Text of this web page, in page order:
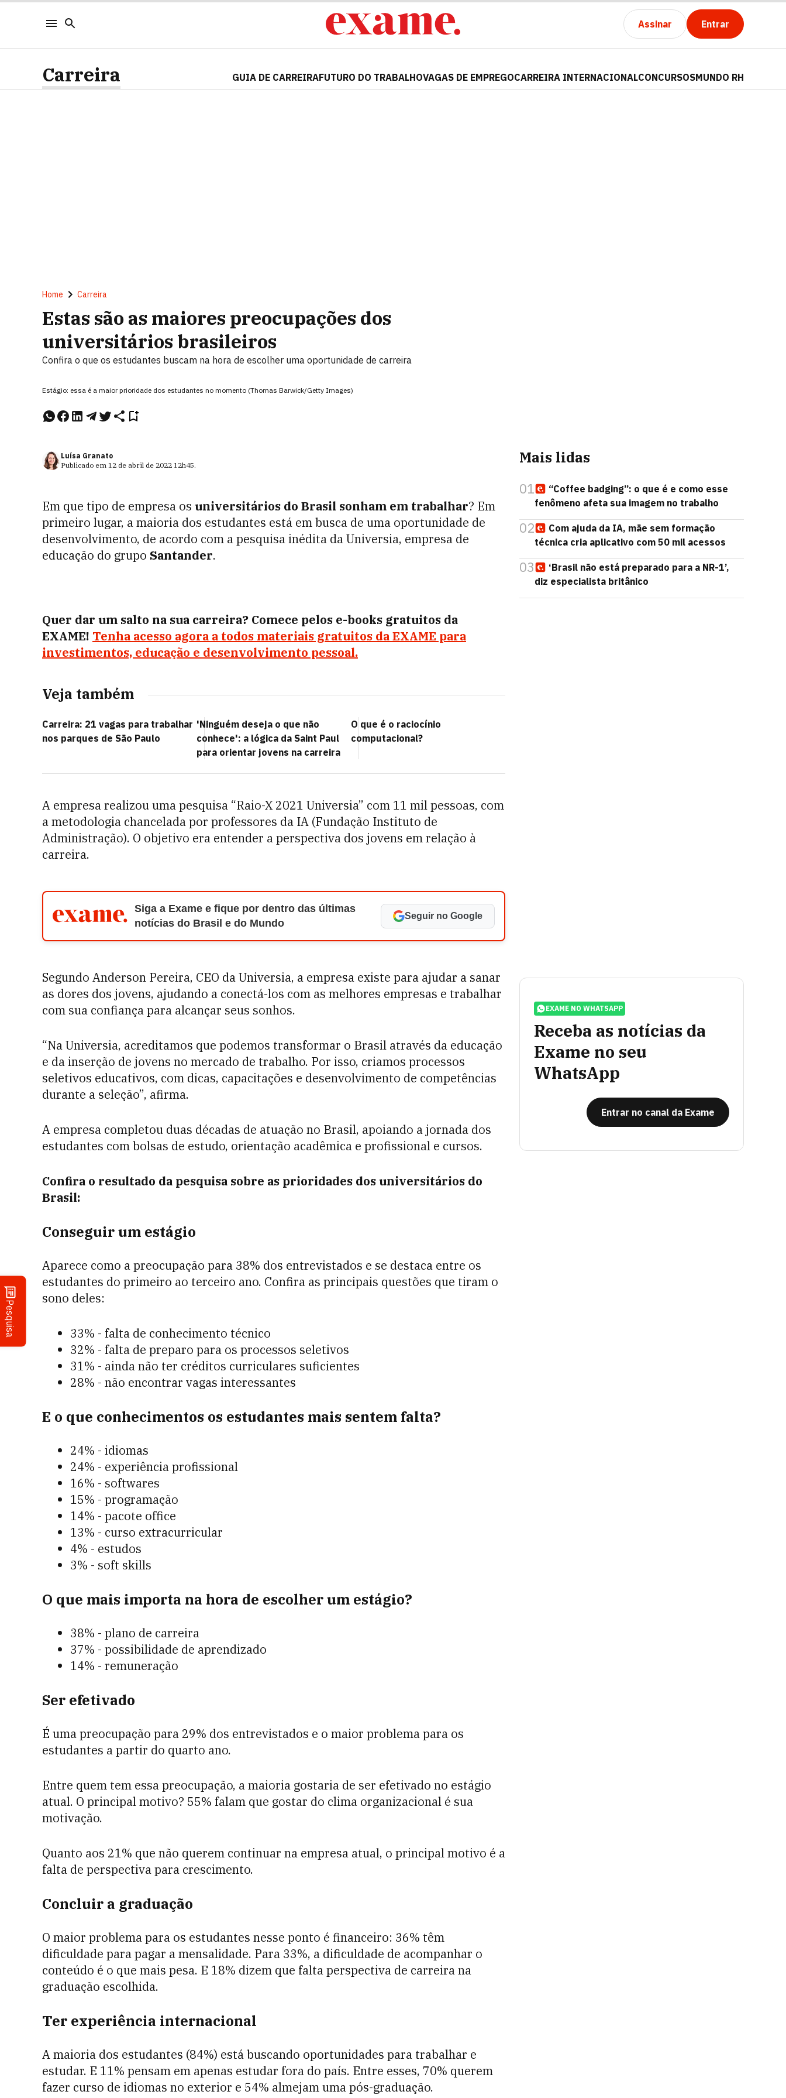
Assinar Entrar
Pesquisa
Carreira GUIA DE CARREIRAFUTURO DO TRABALHOVAGAS DE EMPREGOCARREIRA INTERNACIONALCONCURSOSMUNDO RH
Home Carreira
Estas são as maiores preocupações dos
universitários brasileiros
Confira o que os estudantes buscam na hora de escolher uma oportunidade de carreira
Estágio: essa é a maior prioridade dos estudantes no momento (Thomas Barwick/Getty Images)
Luísa Granato
Publicado em 12 de abril de 2022 12h45.
Em que tipo de empresa os universitários do Brasil sonham em trabalhar? Em
primeiro lugar, a maioria dos estudantes está em busca de uma oportunidade de
desenvolvimento, de acordo com a pesquisa inédita da Universia, empresa de
educação do grupo Santander.
Quer dar um salto na sua carreira? Comece pelos e-books gratuitos da
EXAME! Tenha acesso agora a todos materiais gratuitos da EXAME para
investimentos, educação e desenvolvimento pessoal.
Veja também
Carreira: 21 vagas para trabalhar
nos parques de São Paulo
'Ninguém deseja o que não
conhece': a lógica da Saint Paul
para orientar jovens na carreira
O que é o raciocínio
computacional?
A empresa realizou uma pesquisa “Raio-X 2021 Universia” com 11 mil pessoas, com
a metodologia chancelada por professores da IA (Fundação Instituto de
Administração). O objetivo era entender a perspectiva dos jovens em relação à
carreira.
Siga a Exame e fique por dentro das últimas
notícias do Brasil e do Mundo
Seguir no Google
Segundo Anderson Pereira, CEO da Universia, a empresa existe para ajudar a sanar
as dores dos jovens, ajudando a conectá-los com as melhores empresas e trabalhar
com sua confiança para alcançar seus sonhos.
“Na Universia, acreditamos que podemos transformar o Brasil através da educação
e da inserção de jovens no mercado de trabalho. Por isso, criamos processos
seletivos educativos, com dicas, capacitações e desenvolvimento de competências
durante a seleção”, afirma.
A empresa completou duas décadas de atuação no Brasil, apoiando a jornada dos
estudantes com bolsas de estudo, orientação acadêmica e profissional e cursos.
Confira o resultado da pesquisa sobre as prioridades dos universitários do
Brasil:
Conseguir um estágio
Aparece como a preocupação para 38% dos entrevistados e se destaca entre os
estudantes do primeiro ao terceiro ano. Confira as principais questões que tiram o
sono deles:
33% - falta de conhecimento técnico
32% - falta de preparo para os processos seletivos
31% - ainda não ter créditos curriculares suficientes
28% - não encontrar vagas interessantes
E o que conhecimentos os estudantes mais sentem falta?
24% - idiomas
24% - experiência profissional
16% - softwares
15% - programação
14% - pacote office
13% - curso extracurricular
4% - estudos
3% - soft skills
O que mais importa na hora de escolher um estágio?
38% - plano de carreira
37% - possibilidade de aprendizado
14% - remuneração
Ser efetivado
É uma preocupação para 29% dos entrevistados e o maior problema para os
estudantes a partir do quarto ano.
Entre quem tem essa preocupação, a maioria gostaria de ser efetivado no estágio
atual. O principal motivo? 55% falam que gostar do clima organizacional é sua
motivação.
Quanto aos 21% que não querem continuar na empresa atual, o principal motivo é a
falta de perspectiva para crescimento.
Concluir a graduação
O maior problema para os estudantes nesse ponto é financeiro: 36% têm
dificuldade para pagar a mensalidade. Para 33%, a dificuldade de acompanhar o
conteúdo é o que mais pesa. E 18% dizem que falta perspectiva de carreira na
graduação escolhida.
Ter experiência internacional
A maioria dos estudantes (84%) está buscando oportunidades para trabalhar e
estudar. E 11% pensam em apenas estudar fora do país. Entre esses, 70% querem
fazer curso de idiomas no exterior e 54% almejam uma pós-graduação.
Mais lidas
01
“Coffee badging”: o que é e como esse
fenômeno afeta sua imagem no trabalho
02
Com ajuda da IA, mãe sem formação
técnica cria aplicativo com 50 mil acessos
03
‘Brasil não está preparado para a NR-1’,
diz especialista britânico
EXAME NO WHATSAPP
Receba as notícias da
Exame no seu
WhatsApp
Entrar no canal da Exame